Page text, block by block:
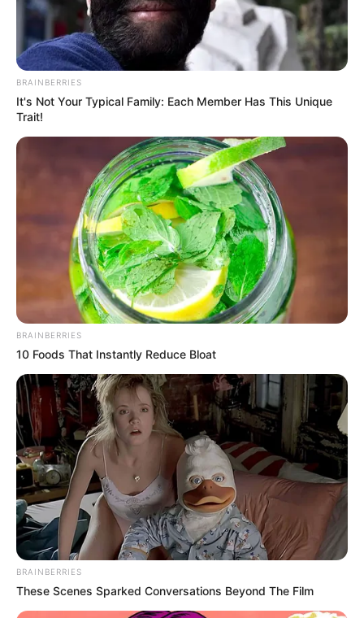
e internacional, con profundo impacto en comunidades
de todo el país.
COMPARTIR
ALERTA BOGOTÁ EN GOOGLE NEWS
TEMAS RELACIONADOS
DISCAPACITADOS FIDES
MANTÉNGASE EN ALERTA
Tenemos todas las noticias que le
favor, active las notificaciones de Alerta.
ACTIVAR AHORA
TEMAS DESTACADOS
RECIBO DEL AGUA
LOCALIDAD DE USAQUÉN
CUNDINAMARCA
DESAPARECIDOS
CORTES DE LUZ
LOCALIDAD DE ENGATIVÁ
REGIOTRAM DE OCCIDENTE
LOCALIDAD DE SUBA
BRAINBERRIES
It's Not Your Typical Family: Each Member Has This Unique
Trait!
BRAINBERRIES
10 Foods That Instantly Reduce Bloat
BRAINBERRIES
These Scenes Sparked Conversations Beyond The Film